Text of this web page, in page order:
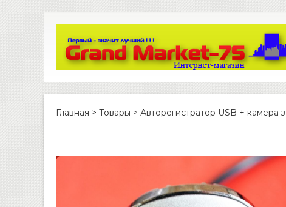
Главная > Товары > Авторегистратор USB + камера